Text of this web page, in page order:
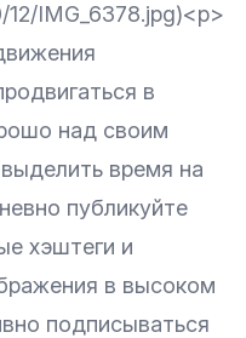
IMG_6378.jpg)<p>
в
над своим
время на
публикуйте
хэштеги и
в высоком
подписываться